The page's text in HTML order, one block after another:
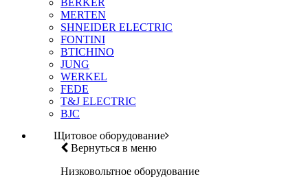
BERKER
MERTEN
SHNEIDER ELECTRIC
FONTINI
BTICHINO
JUNG
WERKEL
FEDE
T&J ELECTRIC
BJC
Щитовое оборудование
Вернуться в меню
Низковольтное оборудование